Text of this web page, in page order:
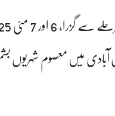
آبادی میں معصوم شہریوں